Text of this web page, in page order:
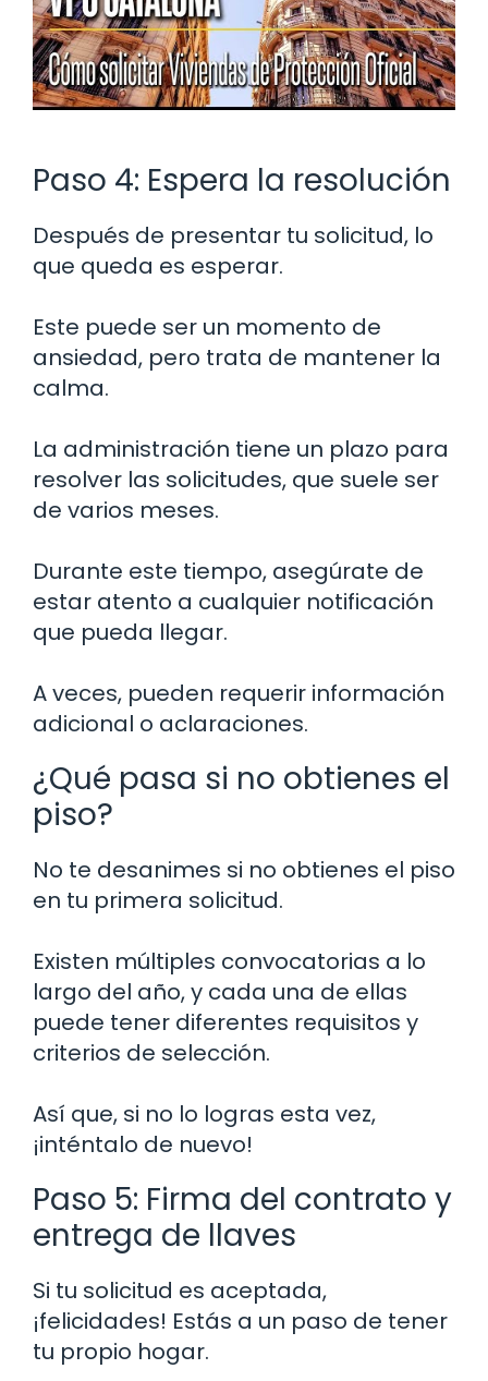
Paso 4: Espera la resolución
Después de presentar tu solicitud, lo
que queda es esperar.
Este puede ser un momento de
ansiedad, pero trata de mantener la
calma.
La administración tiene un plazo para
resolver las solicitudes, que suele ser
de varios meses.
Durante este tiempo, asegúrate de
estar atento a cualquier notificación
que pueda llegar.
A veces, pueden requerir información
adicional o aclaraciones.
¿Qué pasa si no obtienes el
piso?
No te desanimes si no obtienes el piso
en tu primera solicitud.
Existen múltiples convocatorias a lo
largo del año, y cada una de ellas
puede tener diferentes requisitos y
criterios de selección.
Así que, si no lo logras esta vez,
¡inténtalo de nuevo!
Paso 5: Firma del contrato y
entrega de llaves
Si tu solicitud es aceptada,
¡felicidades! Estás a un paso de tener
tu propio hogar.